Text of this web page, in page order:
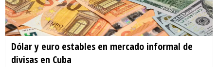
Dólar y euro estables en mercado informal de
divisas en Cuba